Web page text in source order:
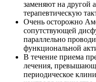
заменяют на другой
терапевтическую
Очень осторожно
сопутствующей
параллельно
функциональной
В течение приема
лечения,
периодическое